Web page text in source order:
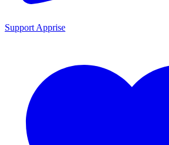
Support Apprise